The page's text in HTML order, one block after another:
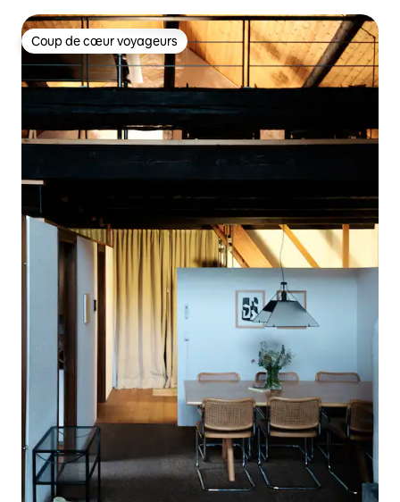
Coup de cœur voyageurs
Coup de cœur voyageurs